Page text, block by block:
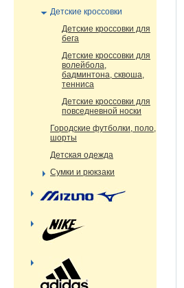
Детские кроссовки
Детские кроссовки для
бега
Детские кроссовки для
волейбола,
бадминтона, сквоша,
тенниса
Детские кроссовки для
повседневной носки
Городские футболки, поло,
шорты
Детская одежда
Сумки и рюкзаки